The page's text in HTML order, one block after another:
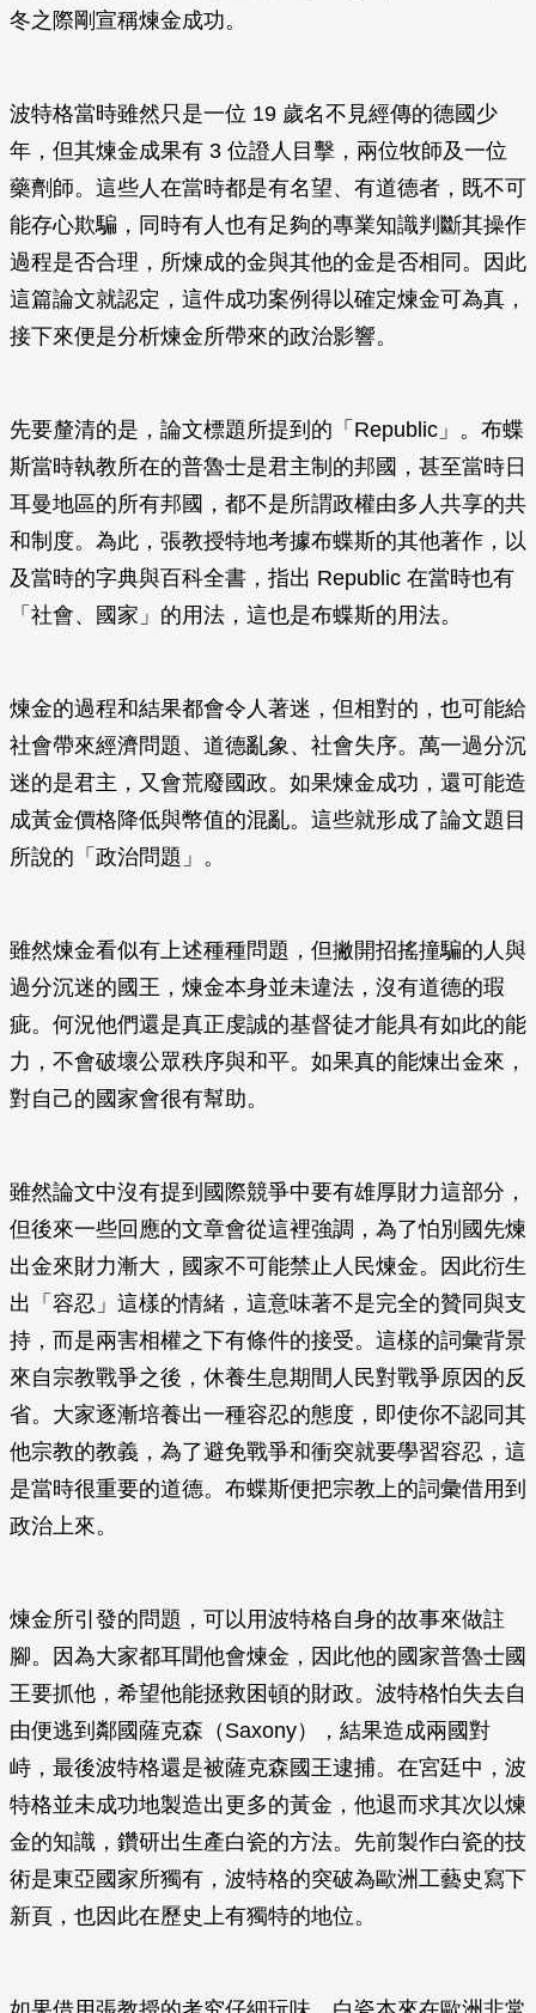
冬之際剛宣稱煉金成功。
波特格當時雖然只是一位 19 歲名不見經傳的德國少
年，但其煉金成果有 3 位證人目擊，兩位牧師及一位
藥劑師。這些人在當時都是有名望、有道德者，既不可
能存心欺騙，同時有人也有足夠的專業知識判斷其操作
過程是否合理，所煉成的金與其他的金是否相同。因此
這篇論文就認定，這件成功案例得以確定煉金可為真，
接下來便是分析煉金所帶來的政治影響。
先要釐清的是，論文標題所提到的「Republic」。布蝶
斯當時執教所在的普魯士是君主制的邦國，甚至當時日
耳曼地區的所有邦國，都不是所謂政權由多人共享的共
和制度。為此，張教授特地考據布蝶斯的其他著作，以
及當時的字典與百科全書，指出 Republic 在當時也有
「社會、國家」的用法，這也是布蝶斯的用法。
煉金的過程和結果都會令人著迷，但相對的，也可能給
社會帶來經濟問題、道德亂象、社會失序。萬一過分沉
迷的是君主，又會荒廢國政。如果煉金成功，還可能造
成黃金價格降低與幣值的混亂。這些就形成了論文題目
所說的「政治問題」。
雖然煉金看似有上述種種問題，但撇開招搖撞騙的人與
過分沉迷的國王，煉金本身並未違法，沒有道德的瑕
疵。何況他們還是真正虔誠的基督徒才能具有如此的能
力，不會破壞公眾秩序與和平。如果真的能煉出金來，
對自己的國家會很有幫助。
雖然論文中沒有提到國際競爭中要有雄厚財力這部分，
但後來一些回應的文章會從這裡強調，為了怕別國先煉
出金來財力漸大，國家不可能禁止人民煉金。因此衍生
出「容忍」這樣的情緒，這意味著不是完全的贊同與支
持，而是兩害相權之下有條件的接受。這樣的詞彙背景
來自宗教戰爭之後，休養生息期間人民對戰爭原因的反
省。大家逐漸培養出一種容忍的態度，即使你不認同其
他宗教的教義，為了避免戰爭和衝突就要學習容忍，這
是當時很重要的道德。布蝶斯便把宗教上的詞彙借用到
政治上來。
煉金所引發的問題，可以用波特格自身的故事來做註
腳。因為大家都耳聞他會煉金，因此他的國家普魯士國
王要抓他，希望他能拯救困頓的財政。波特格怕失去自
由便逃到鄰國薩克森（Saxony），結果造成兩國對
峙，最後波特格還是被薩克森國王逮捕。在宮廷中，波
特格並未成功地製造出更多的黃金，他退而求其次以煉
金的知識，鑽研出生產白瓷的方法。先前製作白瓷的技
術是東亞國家所獨有，波特格的突破為歐洲工藝史寫下
新頁，也因此在歷史上有獨特的地位。